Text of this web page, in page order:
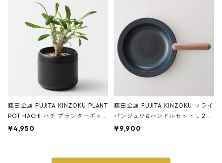
藤田金属 FUJITA KINZOKU PLANT
POT HACHI ハチ プランターポッ
ト 3号 ブラック
¥4,950
藤田金属 FUJITA KINZOKU フライ
パンジュウ&ハンドルセット L 24c
m ガス火・IH対応 鉄フライパン
¥9,900